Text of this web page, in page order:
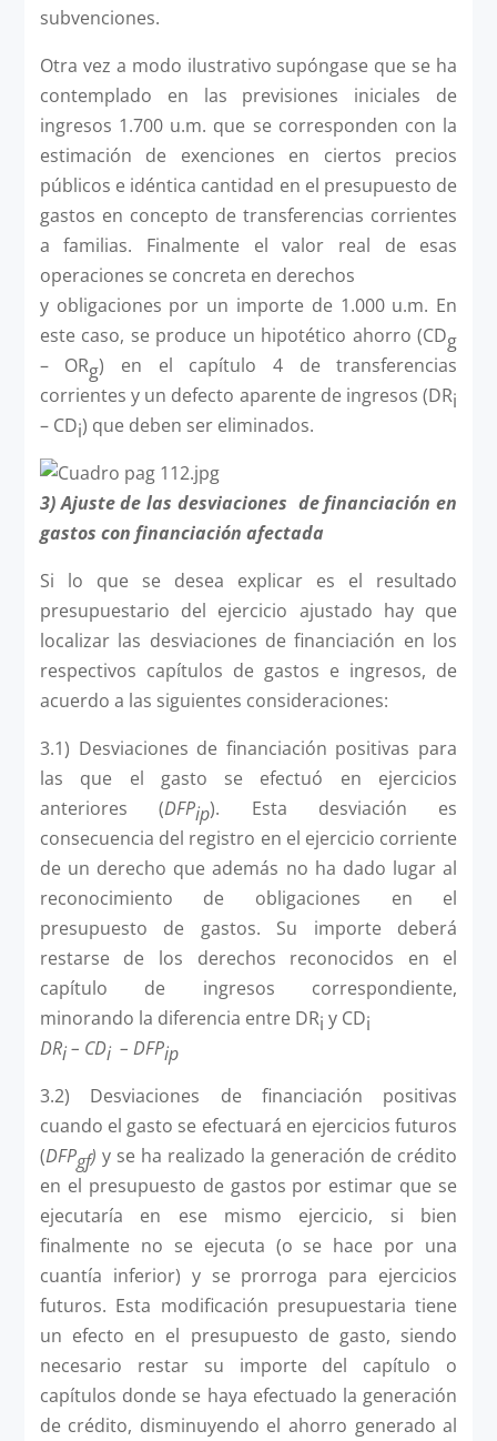
subvenciones.
Otra vez a modo ilustrativo supóngase que se ha
contemplado en las previsiones iniciales de
ingresos 1.700 u.m. que se corresponden con la
estimación de exenciones en ciertos precios
públicos e idéntica cantidad en el presupuesto de
gastos en concepto de transferencias corrientes
a familias. Finalmente el valor real de esas
operaciones se concreta en derechos
y obligaciones por un importe de 1.000 u.m. En
este caso, se produce un hipotético ahorro (CDg
– ORg) en el capítulo 4 de transferencias
corrientes y un defecto aparente de ingresos (DRi
– CDi) que deben ser eliminados.
3) Ajuste de las desviaciones de financiación en
gastos con financiación afectada
Si lo que se desea explicar es el resultado
presupuestario del ejercicio ajustado hay que
localizar las desviaciones de financiación en los
respectivos capítulos de gastos e ingresos, de
acuerdo a las siguientes consideraciones:
3.1) Desviaciones de financiación positivas para
las que el gasto se efectuó en ejercicios
anteriores (DFPip). Esta desviación es
consecuencia del registro en el ejercicio corriente
de un derecho que además no ha dado lugar al
reconocimiento de obligaciones en el
presupuesto de gastos. Su importe deberá
restarse de los derechos reconocidos en el
capítulo de ingresos correspondiente,
minorando la diferencia entre DRi y CDi
DRi– CDi – DFPip
3.2) Desviaciones de financiación positivas
cuando el gasto se efectuará en ejercicios futuros
(DFPgf) y se ha realizado la generación de crédito
en el presupuesto de gastos por estimar que se
ejecutaría en ese mismo ejercicio, si bien
finalmente no se ejecuta (o se hace por una
cuantía inferior) y se prorroga para ejercicios
futuros. Esta modificación presupuestaria tiene
un efecto en el presupuesto de gasto, siendo
necesario restar su importe del capítulo o
capítulos donde se haya efectuado la generación
de crédito, disminuyendo el ahorro generado al